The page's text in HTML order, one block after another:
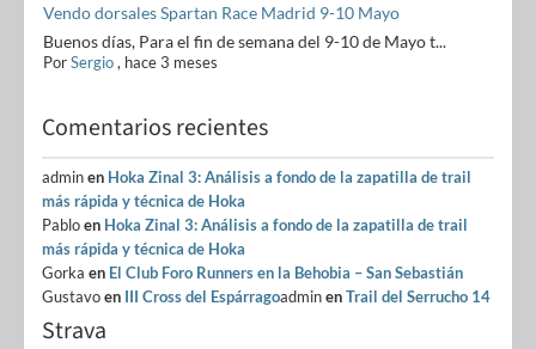
Vendo dorsales Spartan Race Madrid 9-10 Mayo
Buenos días, Para el fin de semana del 9-10 de Mayo t...
PorSergio, hace 3 meses
Comentarios recientes
adminen Hoka Zinal 3: Análisis a fondo de la zapatilla de trail
más rápida y técnica de Hoka
Pabloen Hoka Zinal 3: Análisis a fondo de la zapatilla de trail
más rápida y técnica de Hoka
Gorka en El Club Foro Runners en la Behobia – San Sebastián
Gustavoen III Cross del EspárragoadminenTrail del Serrucho 14
Strava